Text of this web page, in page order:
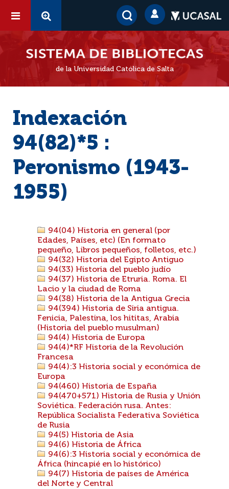
de la Universidad Católica de Salta
Indexación
94(82)*5 :
Peronismo (1943-
1955)
94(04) Historia en general (por
Edades, Países, etc) (En formato
pequeño, Libros pequeños, folletos, etc.)
94(32) Historia del Egipto Antiguo
94(33) Historia del pueblo judío
94(37) Historia de Etruria. Roma. El
Lacio y la ciudad de Roma
94(38) Historia de la Antigua Grecia
94(394) Historia de Siria antigua.
Fenicia, Palestina, los hititas, Arabia
(Historia del pueblo musulman)
94(4) Historia de Europa
94(4)*RF Historia de la Revolución
Francesa
94(4):3 Historia social y económica de
Europa
94(460) Historia de España
94(470+571) Historia de Rusia y Unión
Soviética. Federación rusa. Antes:
República Socialista Federativa Soviética
de Rusia
94(5) Historia de Asia
94(6) Historia de África
94(6):3 Historia social y económica de
África (hincapié en lo histórico)
94(7) Historia de países de América
del Norte y Central